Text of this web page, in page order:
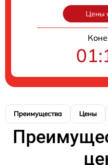
Цены
Преимущества Цены